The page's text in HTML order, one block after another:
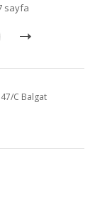
sayfa
C Balgat